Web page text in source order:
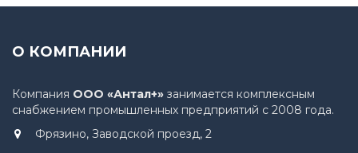
О КОМПАНИИ
Компания ООО «Антал+» занимается комплексным
снабжением промышленных предприятий с 2008 года.
Фрязино, Заводской проезд, 2